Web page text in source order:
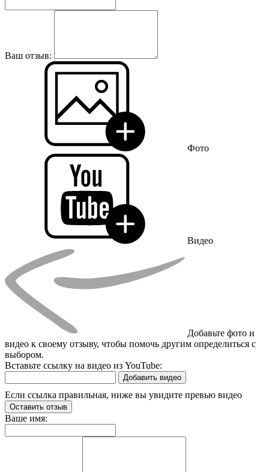
Ваш отзыв:
Фото
Видео
Добавьте фото и
видео к своему отзыву, чтобы помочь другим определиться с
выбором.
Вставьте ссылку на видео из YouTube:
Добавить видео
Если ссылка правильная, ниже вы увидите превью видео
Оставить отзыв
Ваше имя: